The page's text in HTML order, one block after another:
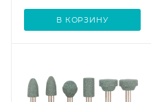
В КОРЗИНУ